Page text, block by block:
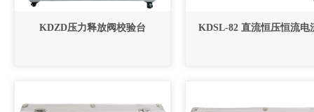
KDZD压力释放阀校验台 KDSL-82 直流恒压恒流电